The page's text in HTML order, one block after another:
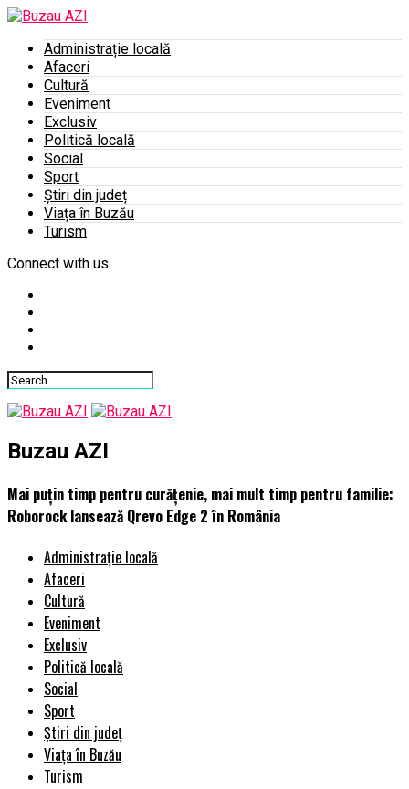
Administrație locală
Afaceri
Cultură
Eveniment
Exclusiv
Politică locală
Social
Sport
Știri din județ
Viața în Buzău
Turism
Connect with us
Buzau AZI
Mai puțin timp pentru curățenie, mai mult timp pentru familie:
Roborock lansează Qrevo Edge 2 în România
Administrație locală
Afaceri
Cultură
Eveniment
Exclusiv
Politică locală
Social
Sport
Știri din județ
Viața în Buzău
Turism